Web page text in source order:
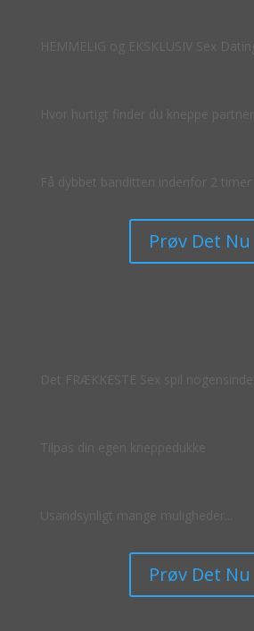
HEMMELIG og EKSKLUSIV Sex Dating!
Hvor hurtigt finder du kneppe partner?
Få dybbet banditten indenfor 2 timer
Prøv Det Nu
Det FRÆKKESTE Sex spil nogensinde!
Tilpas din egen kneppedukke
Usandsynligt mange muligheder...
Prøv Det Nu